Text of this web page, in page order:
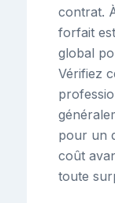
contrat.
forfait
global
Vérifiez
pour un
coût
toute